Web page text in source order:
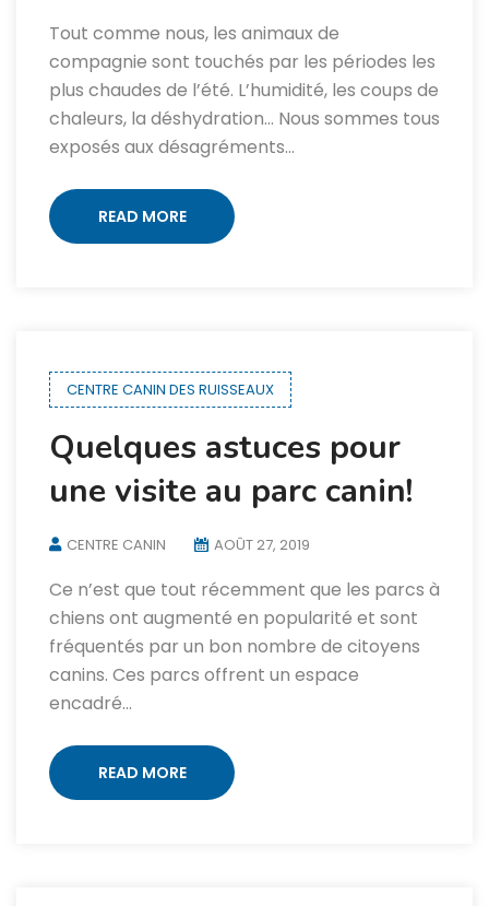
Tout comme nous, les animaux de
compagnie sont touchés par les périodes les
plus chaudes de l’été. L’humidité, les coups de
chaleurs, la déshydration… Nous sommes tous
exposés aux désagréments…
READ MORE
CENTRE CANIN DES RUISSEAUX
Quelques astuces pour
une visite au parc canin!
CENTRE CANIN AOÛT 27, 2019
Ce n’est que tout récemment que les parcs à
chiens ont augmenté en popularité et sont
fréquentés par un bon nombre de citoyens
canins. Ces parcs offrent un espace
encadré…
READ MORE